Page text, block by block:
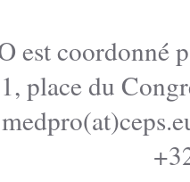
est coordonné
1, place du